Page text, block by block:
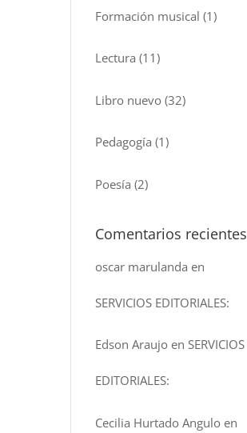
Formación musical (1)
Lectura (11)
Libro nuevo (32)
Pedagogía (1)
Poesía (2)
Comentarios recientes
oscar marulanda en
SERVICIOS EDITORIALES:
Edson Araujo enSERVICIOS
EDITORIALES:
Cecilia Hurtado Angulo en